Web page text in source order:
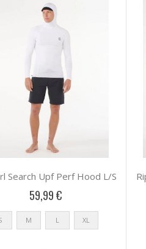
Search Upf Perf Hood L/S
59,99 €
M L XL